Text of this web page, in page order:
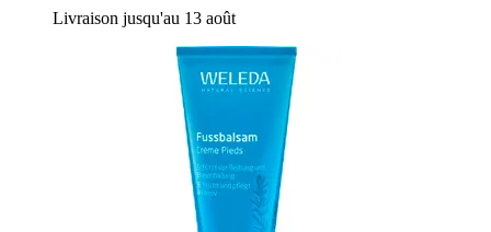
Livraison jusqu'au 13 août